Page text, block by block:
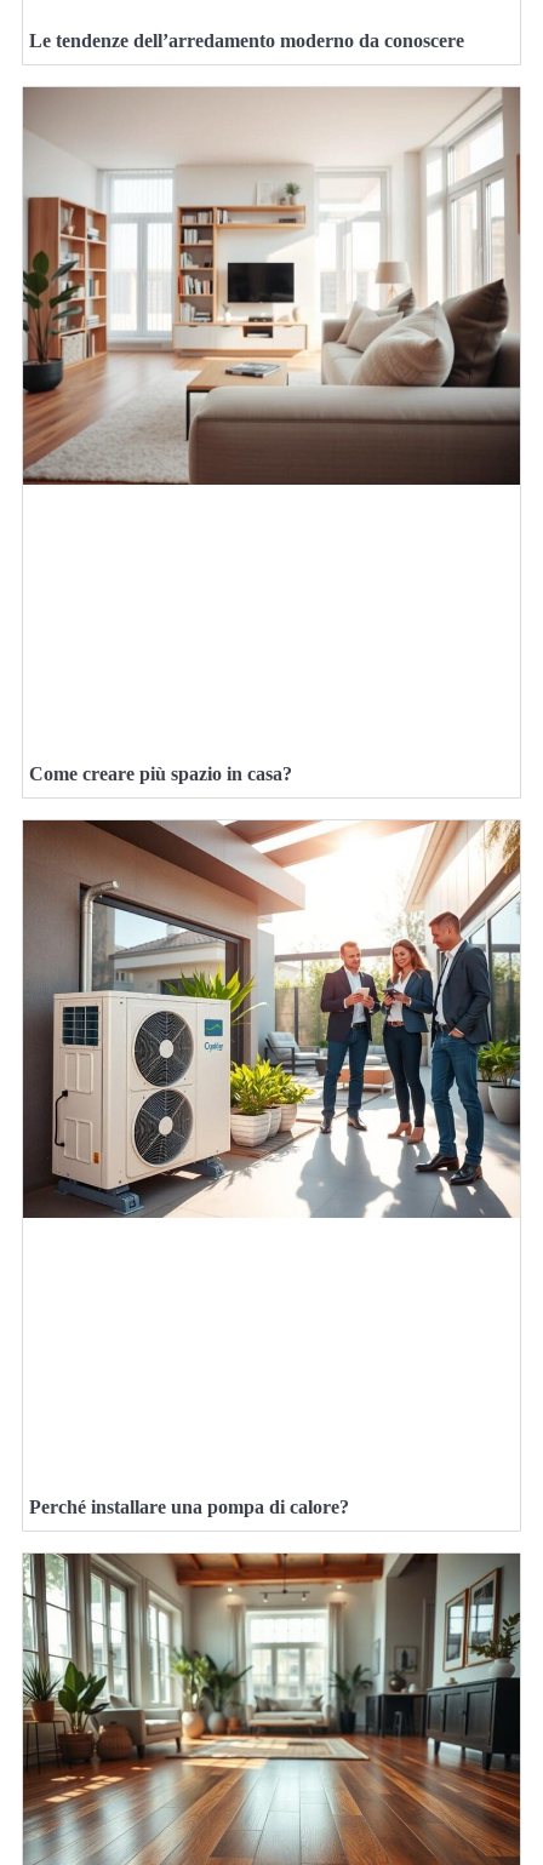
Le tendenze dell’arredamento moderno da conoscere
Come creare più spazio in casa?
Perché installare una pompa di calore?